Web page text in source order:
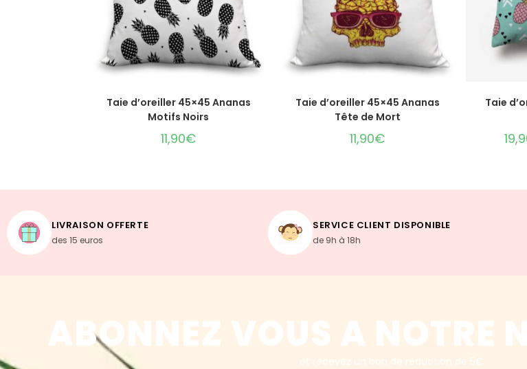
AJOUTER AU PANIER
Taie d’oreiller 45×45 Ananas
Motifs Noirs
11,90€
AJOUTER AU PANIER
Taie d’oreiller 45×45 Ananas
Tête de Mort
11,90€
Taie
LIVRAISON OFFERTE
des 15 euros
SERVICE CLIENT DISPONIBLE
de 9h à 18h
ABONNEZ VOUS A NOTRE
et recevez un bon de réduction de 5€